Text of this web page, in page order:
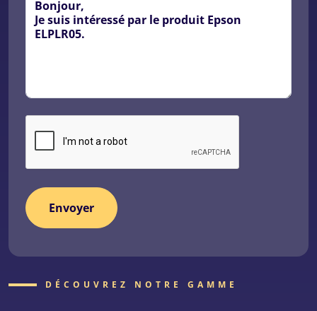
DÉCOUVREZ NOTRE GAMME